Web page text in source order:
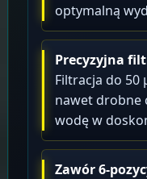
optymalną
Precyzyjna
Filtracja do 50
nawet drobne
wodę w
Zawór 6-